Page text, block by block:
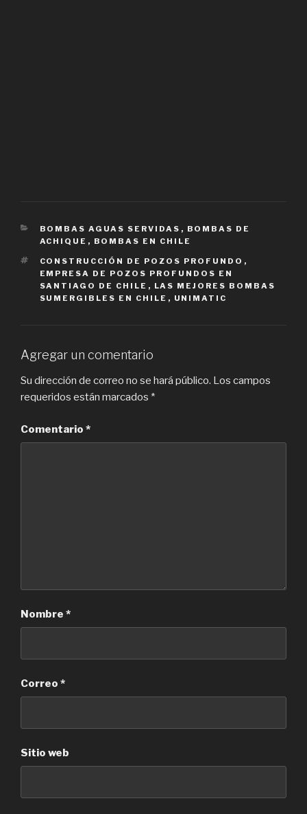
CATEGORIES
BOMBAS AGUAS SERVIDAS , BOMBAS DE
ACHIQUE , BOMBAS EN CHILE
TAGS
CONSTRUCCIÓN DE POZOS PROFUNDO ,
EMPRESA DE POZOS PROFUNDOS EN
SANTIAGO DE CHILE , LAS MEJORES BOMBAS
SUMERGIBLES EN CHILE , UNIMATIC
Agregar un comentario
Su dirección de correo no se hará público. Los campos
requeridos están marcados *
Comentario *
Nombre *
Correo *
Sitio web